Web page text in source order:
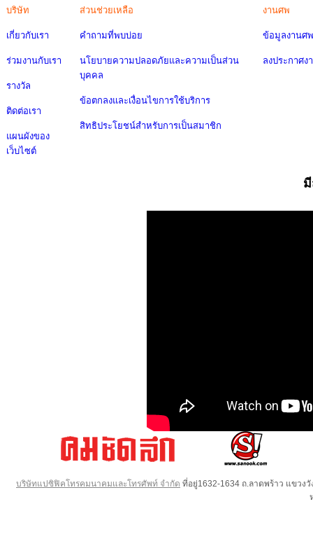
บริษัท
เกี่ยวกับเรา
ร่วมงานกับเรา
รางวัล
ติดต่อเรา
แผนผังของ
เว็บไซต์
ส่วนช่วยเหลือ
คำถามที่พบบ่อย
นโยบายความปลอดภัยและความเป็นส่วน
บุคคล
ข้อตกลงและเงื่อนไขการใช้บริการ
สิทธิประโยชน์สำหรับการเป็นสมาชิก
งานศพ
ข้อมูลงานศพ
ลงประกาศง
บริษัทแปซิฟิคโทรคมนาคมและโทรศัพท์ จำกัด ที่อยู่1632-1634 ถ.ลาดพร้าว แขวง